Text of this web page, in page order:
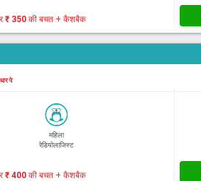
₹ 350 की बचत + कैशबैक
पे
महिला
रेडियोलाजिस्ट
₹ 400 की बचत + कैशबैक